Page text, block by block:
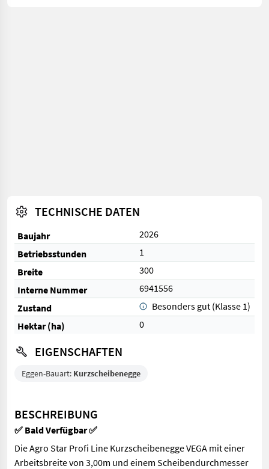
TECHNISCHE DATEN
Baujahr
2026
Betriebsstunden
1
Breite
300
Interne Nummer
6941556
Zustand
Besonders gut (Klasse 1)
Hektar (ha)
0
EIGENSCHAFTEN
Eggen-Bauart: Kurzscheibenegge
BESCHREIBUNG
✅ Bald Verfügbar ✅
Die Agro Star Profi Line Kurzscheibenegge VEGA mit einer
Arbeitsbreite von 3,00m und einem Scheibendurchmesser